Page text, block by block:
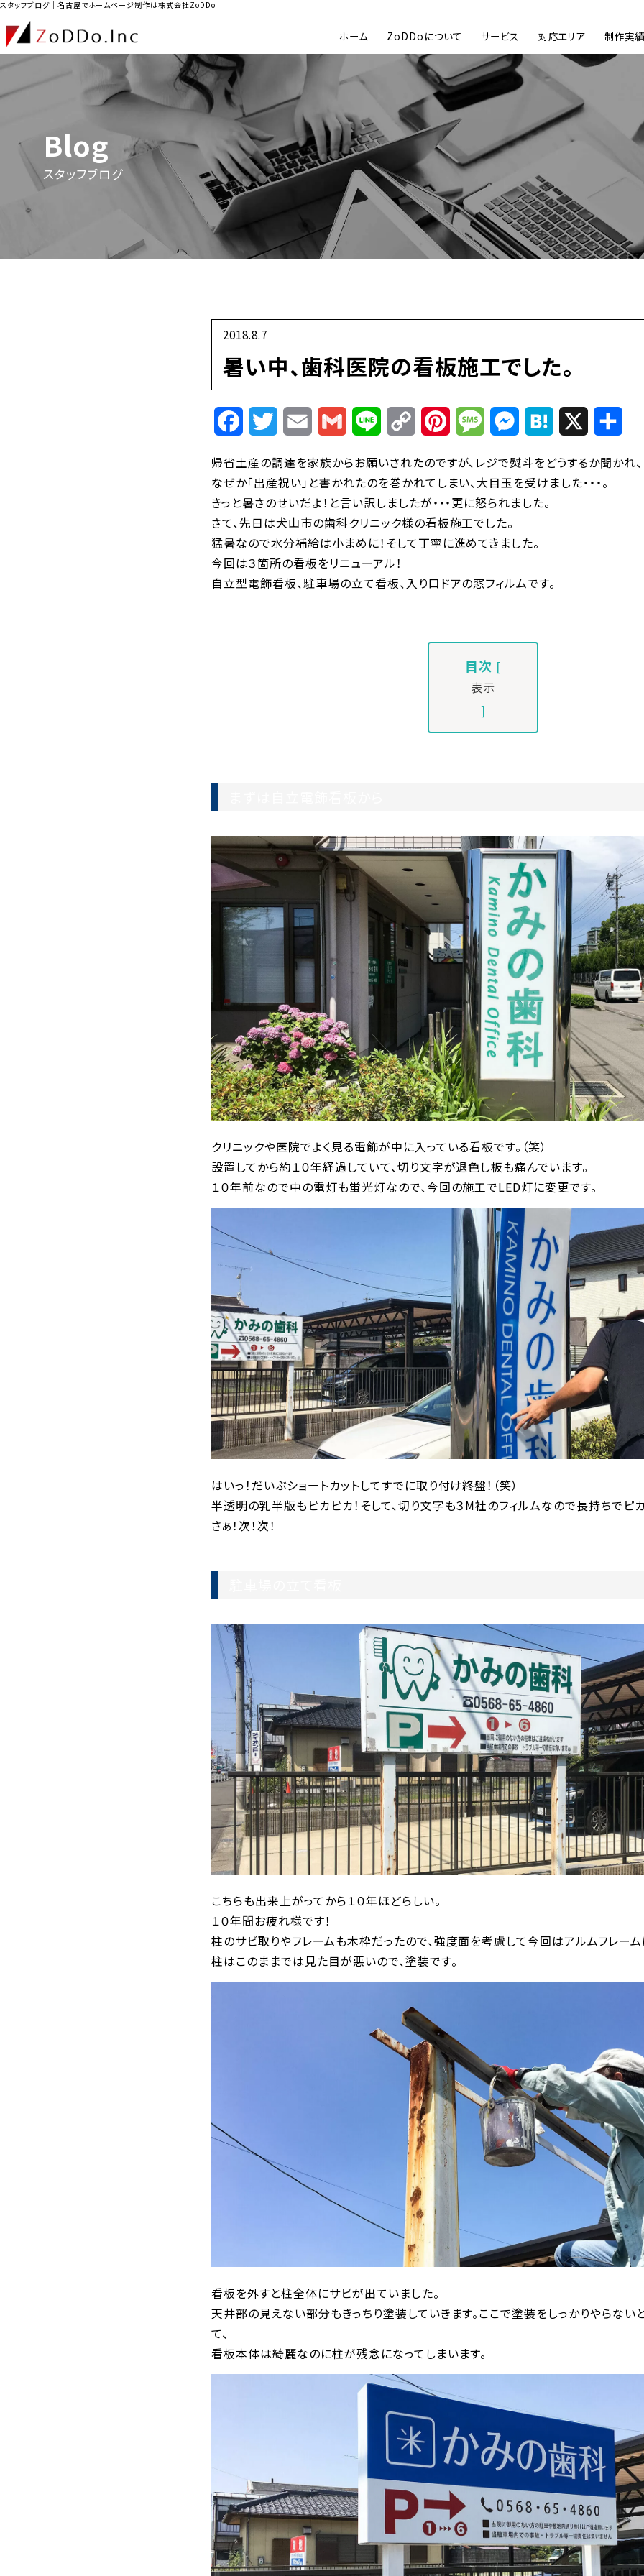
スタッフブログ｜名古屋でホームページ制作は株式会社ZoDDo
ホーム ZoDDoについて サービス 対応エリア 制作実績
Blog
スタッフブログ
2018.8.7
暑い中、歯科医院の看板施工でした。
FacebookTwitterEmail Gmail Line
Copy
Link
PinterestMessageMessenger
Hatena
帰省土産の調達を家族からお願いされたのですが、レジで熨斗をどうするか聞かれ、
なぜか「出産祝い」と書かれたのを巻かれてしまい、大目玉を受けました・・・。
きっと暑さのせいだよ！と言い訳しましたが・・・更に怒られました。
さて、先日は犬山市の歯科クリニック様の看板施工でした。
猛暑なので水分補給は小まめに！そして丁寧に進めてきました。
今回は３箇所の看板をリニューアル！
自立型電飾看板、駐車場の立て看板、入り口ドアの窓フィルムです。
目次 [
表示
]
クリニックや医院でよく見る電飾が中に入っている看板です。（笑）
設置してから約１０年経過していて、切り文字が退色し板も痛んでいます。
１０年前なので中の電灯も蛍光灯なので、今回の施工でLED灯に変更です。
はいっ！だいぶショートカットしてすでに取り付け終盤！（笑）
半透明の乳半版もピカピカ！そして、切り文字も３M社のフィルムなので長持ちでピ
さぁ！次！次！
こちらも出来上がってから１０年ほどらしい。
１０年間お疲れ様です！
柱のサビ取りやフレームも木枠だったので、強度面を考慮して今回はアルムフレーム
柱はこのままでは見た目が悪いので、塗装です。
看板を外すと柱全体にサビが出ていました。
天井部の見えない部分もきっちり塗装していきます。ここで塗装をしっかりやらな
て、
看板本体は綺麗なのに柱が残念になってしまいます。